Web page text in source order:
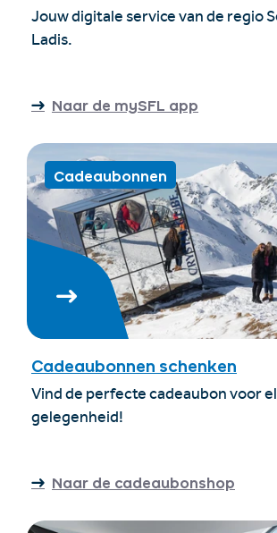
Jouw digitale service van de regio
Ladis.
Naar de mySFL app
Cadeaubonnen
Cadeaubonnen schenken
Vind de perfecte cadeaubon voor
gelegenheid!
Naar de cadeaubonshop